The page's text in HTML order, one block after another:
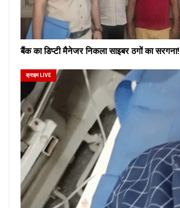
बैंक का डिप्टी मैनेजर निकला साइबर ठगों का सरगना!
क्राइम LIVE